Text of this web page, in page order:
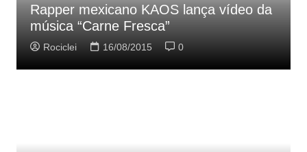
Rapper mexicano KAOS lança vídeo da
música “Carne Fresca”
Rociclei 16/08/2015 0